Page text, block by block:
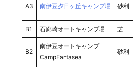
A3 南伊豆夕日ヶ丘キャンプ場 砂利
B1 石廊崎オートキャンプ場 芝
B2
南伊豆オートキャンプ
CampFantasea
砂利